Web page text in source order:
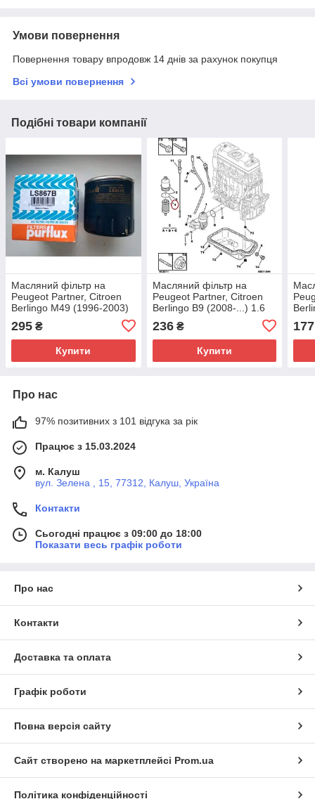
Умови повернення
Повернення товару впродовж 14 днів за рахунок покупця
Всі умови повернення
Подібні товари компанії
Масляний фільтр на
Peugeot Partner, Citroen
Berlingo M49 (1996-2003)
1.1/1.4/1.6/1.9/2.0, 1109AP
295 ₴
Купити
Масляний фільтр на
Peugeot Partner, Citroen
Berlingo B9 (2008-...) 1.6
236₴
Купити
177
Про нас
97% позитивних з 101 відгука за рік
Працює з 15.03.2024
м. Калуш
вул. Зелена , 15, 77312, Калуш, Україна
Контакти
Сьогодні працює з 09:00 до 18:00
Показати весь графік роботи
Про нас
Контакти
Доставка та оплата
Графік роботи
Повна версія сайту
Сайт створено на маркетплейсі Prom.ua
Політика конфіденційності